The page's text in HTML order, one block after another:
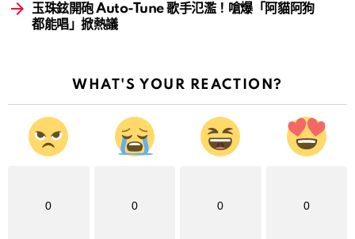
玉珠鉉開砲 Auto-Tune 歌手氾濫！嗆爆「阿貓阿狗
都能唱」掀熱議
WHAT'S YOUR REACTION?
0 0 0 0